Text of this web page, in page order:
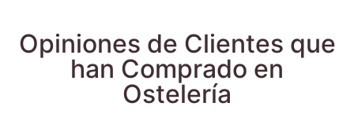
Opiniones de Clientes que
han Comprado en
Ostelería